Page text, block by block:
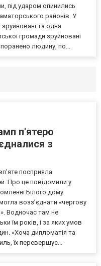
під ударом опинились
районів. У
та одна
громади зруйновані
людину, по...
п'ятеро
з
посприяла
Про це повідомили у
Білого дому
возз’єднати «чергову
Водночас там не
їм років, і за яких умов
«Хоча дипломатія та
їх перевершує...